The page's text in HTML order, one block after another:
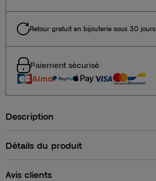
Retour gratuit en bijouterie sous 30 jours
Paiement sécurisé
Description
Détails du produit
Avis clients